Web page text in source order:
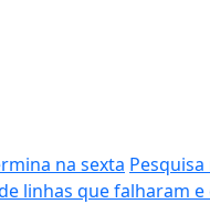
na sexta
linhas que falharam e